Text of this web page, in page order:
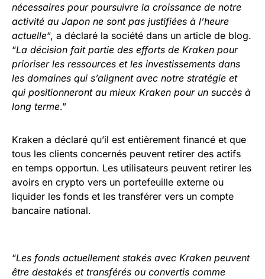
nécessaires pour poursuivre la croissance de notre
activité au Japon ne sont pas justifiées à l’heure
actuelle“, a déclaré la société dans un article de blog.
“La décision fait partie des efforts de Kraken pour
prioriser les ressources et les investissements dans
les domaines qui s’alignent avec notre stratégie et
qui positionneront au mieux Kraken pour un succès à
long terme.”
Kraken a déclaré qu’il est entièrement financé et que
tous les clients concernés peuvent retirer des actifs
en temps opportun. Les utilisateurs peuvent retirer les
avoirs en crypto vers un portefeuille externe ou
liquider les fonds et les transférer vers un compte
bancaire national.
“Les fonds actuellement stakés avec Kraken peuvent
être destakés et transférés ou convertis comme